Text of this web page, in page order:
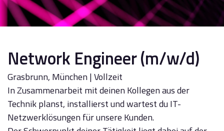
Network Engineer (m/w/d)
Grasbrunn, München | Vollzeit
In Zusammenarbeit mit deinen Kollegen aus der
Technik planst, installierst und wartest du IT-
Netzwerklösungen für unsere Kunden.